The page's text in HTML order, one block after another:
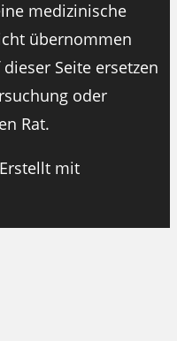
medizinische
übernommen
Seite ersetzen
oder
Rat.
mit